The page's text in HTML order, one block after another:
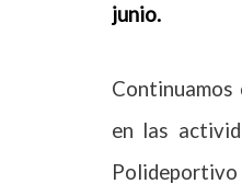
junio.
Continuamos
en las
Polideportivo